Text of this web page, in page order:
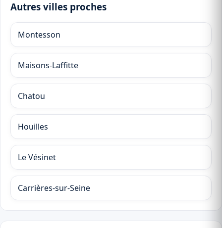
Autres villes proches
Montesson
Maisons-Laffitte
Chatou
Houilles
Le Vésinet
Carrières-sur-Seine